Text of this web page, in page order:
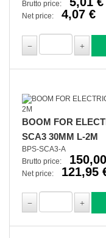
Brutto price:
Net price: 4,07 €
BOOM FOR
SCA3 30MM L-2M
BPS-SCA3-A
Brutto price:
Net price: 121,95